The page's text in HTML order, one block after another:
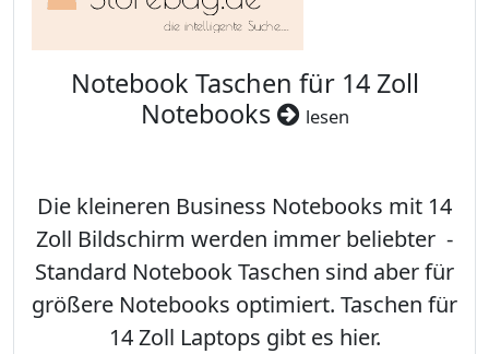
Notebook Taschen für 14 Zoll
Notebooks
lesen
Die kleineren Business Notebooks mit 14
Zoll Bildschirm werden immer beliebter -
Standard Notebook Taschen sind aber für
größere Notebooks optimiert. Taschen für
14 Zoll Laptops gibt es hier.